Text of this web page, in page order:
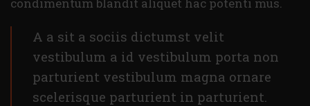
A a sit a sociis dictumst velit
vestibulum a id vestibulum porta non
parturient vestibulum magna ornare
scelerisque parturient in parturient.